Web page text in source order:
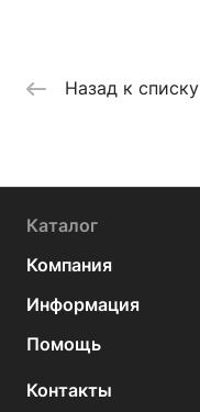
Назад к списку
Каталог
Компания
Информация
Помощь
Контакты